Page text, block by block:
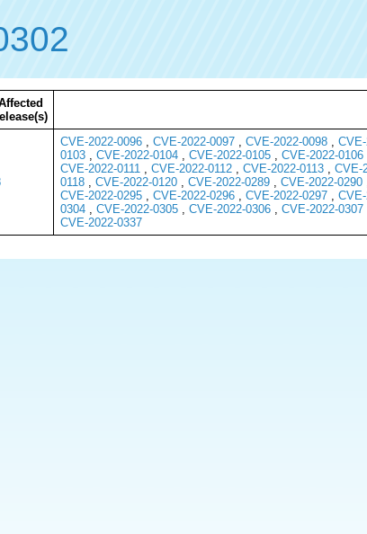
CVE-2022-0096, CVE-2022-0097, CVE-2022-0098,
0103, CVE-2022-0104, CVE-2022-0105, CVE-2022-0106
CVE-2022-0111, CVE-2022-0112, CVE-2022-0113, CVE-
0118, CVE-2022-0120, CVE-2022-0289, CVE-2022-0290
CVE-2022-0295, CVE-2022-0296, CVE-2022-0297,
0304, CVE-2022-0305, CVE-2022-0306, CVE-2022-0307
CVE-2022-0337